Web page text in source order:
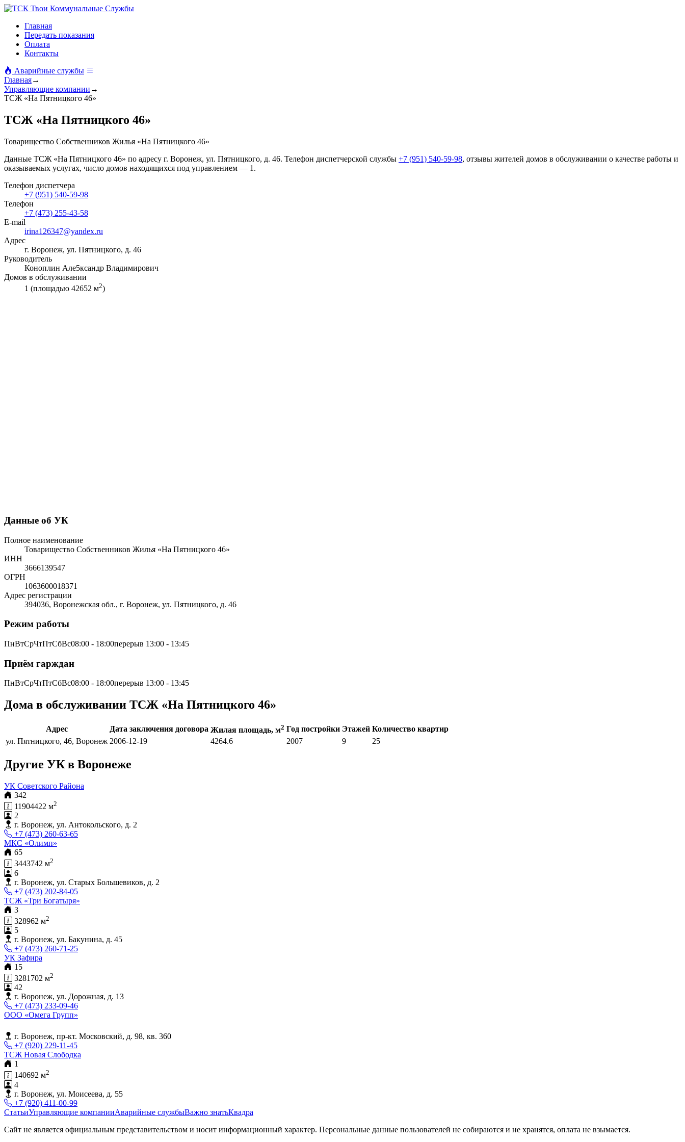
Твои Коммунальные Службы
Главная
Передать показания
Оплата
Контакты
Аварийные службы
Главная→
Управляющие компании →
ТСЖ «На Пятницкого 46»
ТСЖ «На Пятницкого 46»
Товарищество Собственников Жилья «На Пятницкого 46»
Данные ТСЖ «На Пятницкого 46» по адресу г. Воронеж, ул. Пятницкого, д. 46. Телефон диспетчерской службы +7 (951) 540-59-98, отзывы жителей домов в обслуживании о качестве работы и
оказываемых услугах, число домов находящихся под управлением — 1.
Телефон диспетчера
+7 (951) 540-59-98
Телефон
+7 (473) 255-43-58
E-mail
irina126347@yandex.ru
Адрес
г. Воронеж, ул. Пятницкого, д. 46
Руководитель
Коноплин Але5ксандр Владимирович
Домов в обслуживании
1 (площадью 42652 м2)
Данные об УК
Полное наименование
Товарищество Собственников Жилья «На Пятницкого 46»
ИНН
3666139547
ОГРН
1063600018371
Адрес регистрации
394036, Воронежская обл., г. Воронеж, ул. Пятницкого, д. 46
Режим работы
ПнВтСрЧтПтСбВс08:00 - 18:00перерыв 13:00 - 13:45
Приём гарждан
ПнВтСрЧтПтСбВс08:00 - 18:00перерыв 13:00 - 13:45
Дома в обслуживании ТСЖ «На Пятницкого 46»
Адрес Дата заключения договора Жилая площадь, м2 Год постройки Этажей Количество квартир
ул. Пятницкого, 46, Воронеж 2006-12-19 4264.6 2007 9 25
Другие УК в Воронеже
УК Советского Района
342
11904422 м2
2
г. Воронеж, ул. Антокольского, д. 2
+7 (473) 260-63-65
МКС «Олимп»
65
3443742 м2
6
г. Воронеж, ул. Старых Большевиков, д. 2
+7 (473) 202-84-05
ТСЖ «Три Богатыря»
3
328962 м2
5
г. Воронеж, ул. Бакунина, д. 45
+7 (473) 260-71-25
УК Зафира
15
3281702 м2
42
г. Воронеж, ул. Дорожная, д. 13
+7 (473) 233-09-46
ООО «Омега Групп»
г. Воронеж, пр-кт. Московский, д. 98, кв. 360
+7 (920) 229-11-45
ТСЖ Новая Слободка
1
140692 м2
4
г. Воронеж, ул. Моисеева, д. 55
+7 (920) 411-00-99
СтатьиУправляющие компанииАварийные службыВажно знатьКвадра
Сайт не является официальным представительством и носит информационный характер. Персональные данные пользователей не собираются и не хранятся, оплата не взымается.